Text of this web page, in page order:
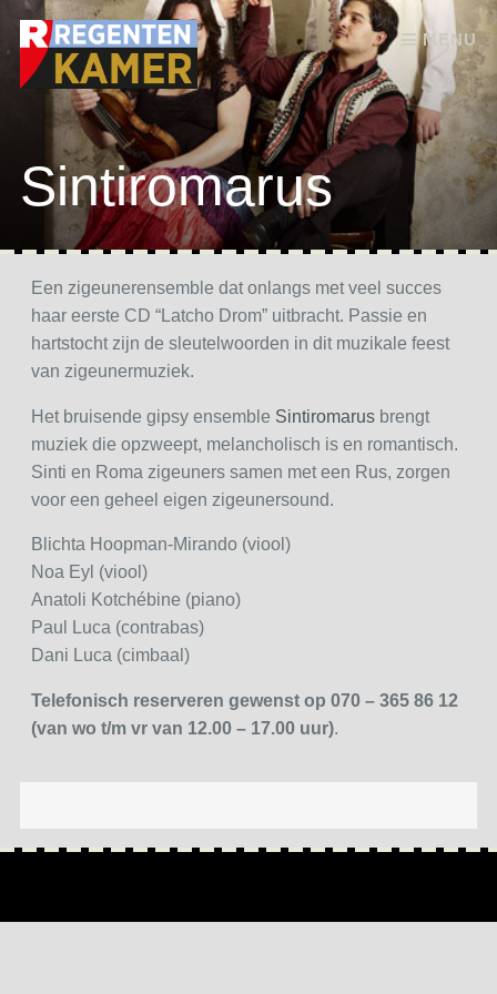
MENU
Skip to content
Sintiromarus
Een zigeunerensemble dat onlangs met veel succes
haar eerste CD “Latcho Drom” uitbracht. Passie en
hartstocht zijn de sleutelwoorden in dit muzikale feest
van zigeunermuziek.
Het bruisende gipsy ensemble Sintiromarusbrengt
muziek die opzweept, melancholisch is en romantisch.
Sinti en Roma zigeuners samen met een Rus, zorgen
voor een geheel eigen zigeunersound.
Blichta Hoopman-Mirando (viool)
Noa Eyl (viool)
Anatoli Kotchébine (piano)
Paul Luca (contrabas)
Dani Luca (cimbaal)
Telefonisch reserveren gewenst op 070 – 365 86 12
(van wo t/m vr van 12.00 – 17.00 uur).